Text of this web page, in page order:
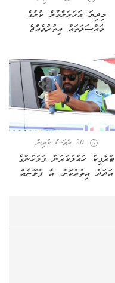
މިދިޔަ އަހަރަށްވުރެ ކުށުގެ
މައްސަލަތައް އިތުރުވެއްޖެ
20 ދުވަސް ކުރިން
ޓްރެފިކް ހައްލުކުރަން ފުލުހުންގެ
އަދަދު އިތުރުކޮށް، އާ ޕްލޭނެއް